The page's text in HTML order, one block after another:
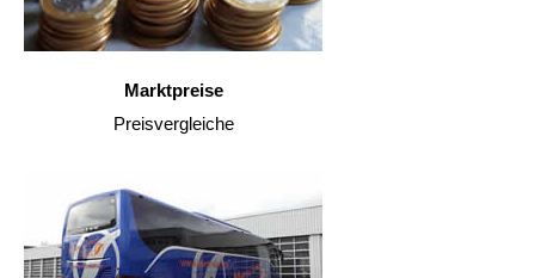
Marktpreise
Preisvergleiche